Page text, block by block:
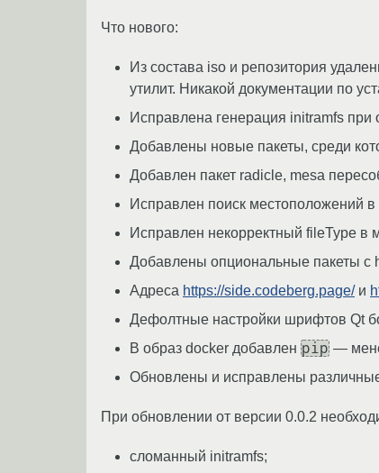
Что нового:
Из состава iso и репозитория
утилит. Никакой документации по
Исправлена генерация initramfs при
Добавлены новые пакеты, среди
Добавлен пакет radicle, mesa
Исправлен поиск местоположений
Исправлен некорректный fileType в
Добавлены опциональные пакеты с
Адреса https://side.codeberg.page/и
Дефолтные настройки шрифтов Qt
В образ docker добавлен pip —
Обновлены и исправлены
При обновлении от версии 0.0.2
сломанный initramfs;